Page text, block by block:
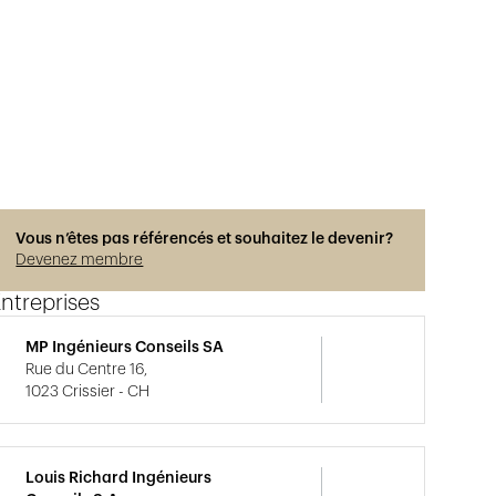
Vous n’êtes pas référencés et souhaitez le devenir?
Devenez membre
MP Ingénieurs Conseils SA
Rue du Centre 16,
1023 Crissier - CH
Louis Richard Ingénieurs